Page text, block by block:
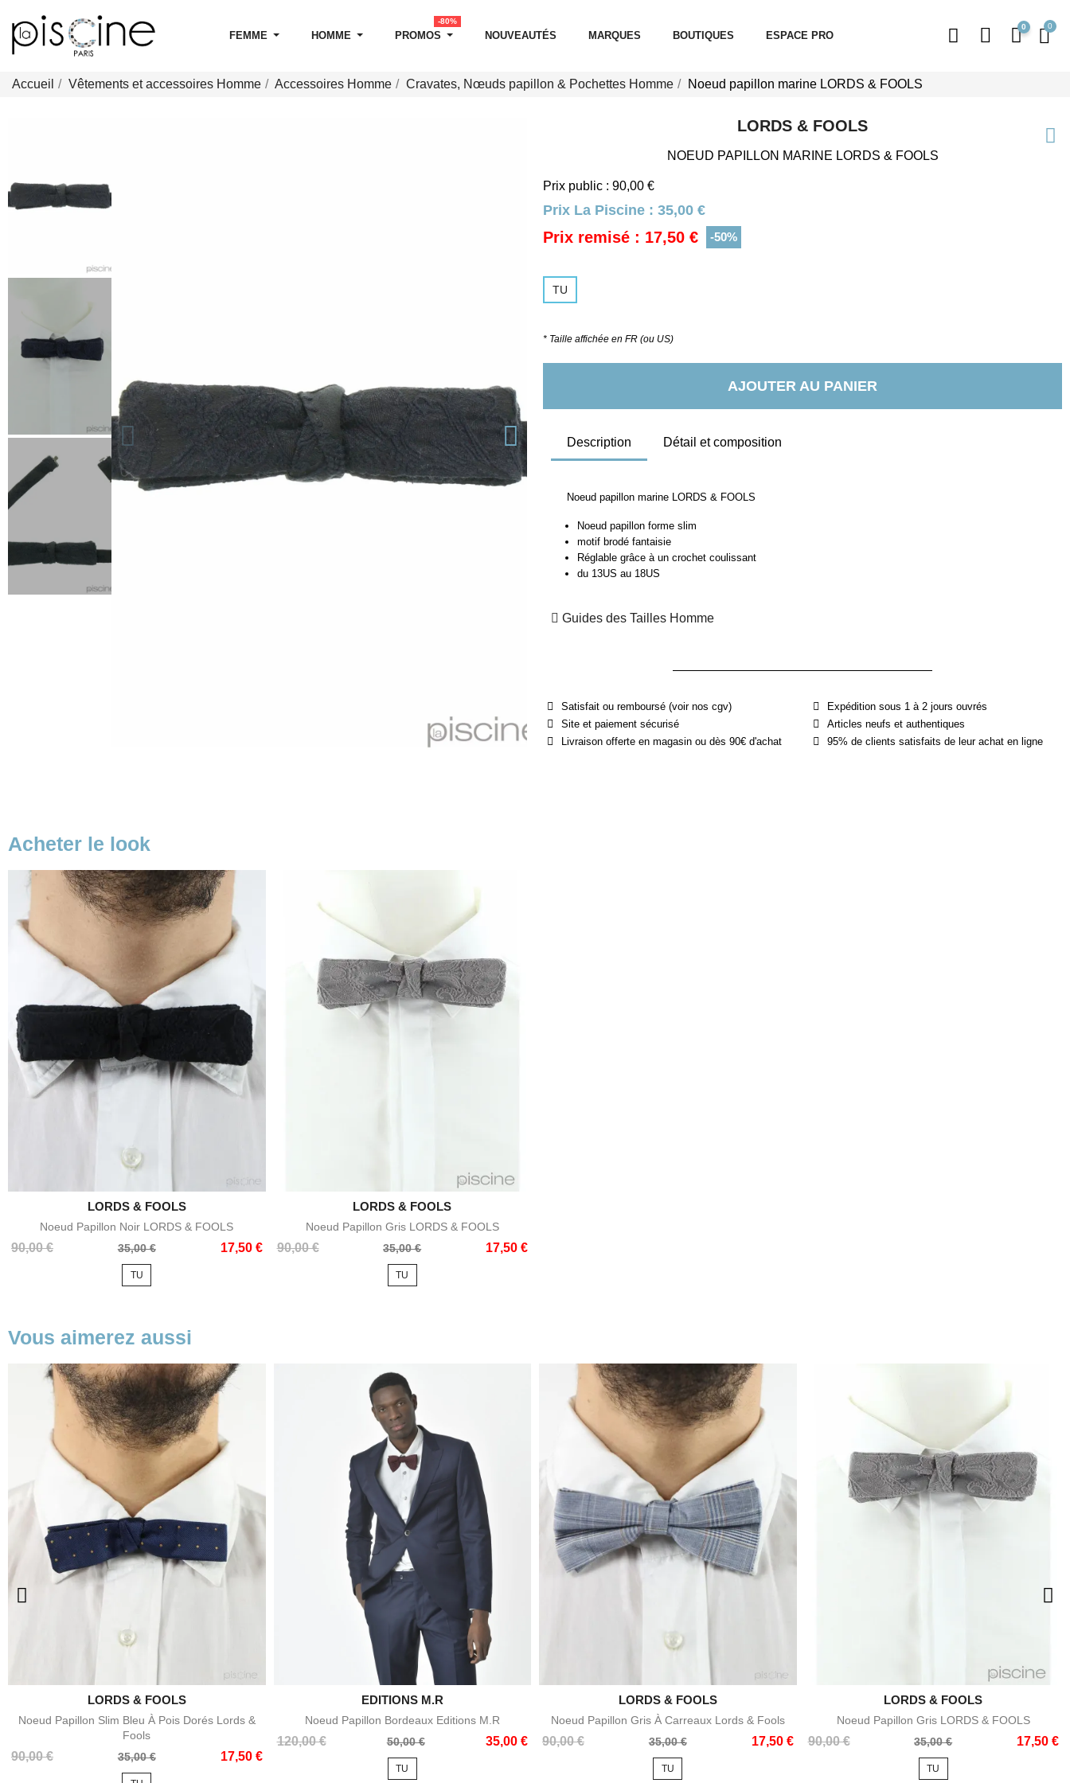
FEMME HOMME PROMOS
-80%
NOUVEAUTÉS MARQUES BOUTIQUES ESPACE PRO
0
Accueil Vêtements et accessoires Homme Accessoires Homme Cravates, Nœuds papillon & Pochettes Homme Noeud papillon marine LORDS & FOOLS
LORDS & FOOLS
NOEUD PAPILLON MARINE LORDS & FOOLS
Prix public : 90,00 €
Prix La Piscine : 35,00 €
Prix remisé : 17,50 € -50%
TU
* Taille affichée en FR (ou US)
AJOUTER AU PANIER
Description Détail et composition
Noeud papillon marine LORDS & FOOLS
Noeud papillon forme slim
motif brodé fantaisie
Réglable grâce à un crochet coulissant
du 13US au 18US
Guides des Tailles Homme
Satisfait ou remboursé (voir nos cgv)
Site et paiement sécurisé
Livraison offerte en magasin ou dès 90€ d'achat
Expédition sous 1 à 2 jours ouvrés
Articles neufs et authentiques
95% de clients satisfaits de leur achat en ligne
Acheter le look
Aperçu rapide
LORDS & FOOLS
Noeud Papillon Noir LORDS & FOOLS
90,00 €
Prix
35,00 € 17,50 €
Prix
TU
Aperçu rapide
LORDS & FOOLS
Noeud Papillon Gris LORDS & FOOLS
90,00 €
Prix
35,00 € 17,50 €
Prix
TU
Vous aimerez aussi
Aperçu rapide
LORDS & FOOLS
Noeud Papillon Slim Bleu À Pois Dorés Lords &
Fools
90,00 €
Prix
35,00 € 17,50 €
Prix
Aperçu rapide
EDITIONS M.R
Noeud Papillon Bordeaux Editions M.R
120,00 €
Prix
50,00 € 35,00 €
Prix
TU
Aperçu rapide
LORDS & FOOLS
Noeud Papillon Gris À Carreaux Lords & Fools
90,00 €
Prix
35,00 € 17,50 €
Prix
TU
Aperçu rapide
LORDS & FOOLS
Noeud Papillon Gris LORDS & FOOLS
90,00 €
Prix
35,00 € 17,50 €
Prix
TU